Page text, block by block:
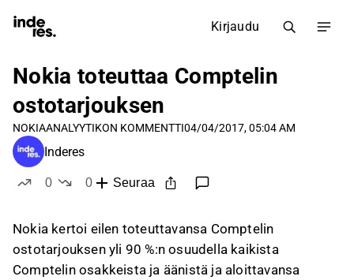
Kirjaudu
Nokia toteuttaa Comptelin
ostotarjouksen
NOKIAANALYYTIKON KOMMENTTI04/04/2017, 05:04 AM
Inderes
0
0
Seuraa
Nokia kertoi eilen toteuttavansa Comptelin
ostotarjouksen yli 90 %:n osuudella kaikista
Comptelin osakkeista ja äänistä ja aloittavansa